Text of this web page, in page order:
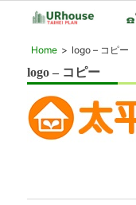
横
浜
市
青
葉
区
浜
市
葉
区
と
Home
logo – コピー
2018年3月30日
logo – コピー